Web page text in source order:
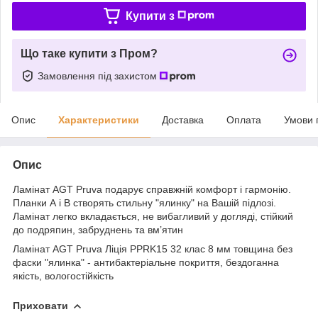
Купити з
Що таке купити з Пром?
Замовлення під захистом
Опис Характеристики Доставка Оплата Умови
Опис
Ламінат AGT Pruva подарує справжній комфорт і гармонію.
Планки А і В створять стильну "ялинку" на Вашій підлозі.
Ламінат легко вкладається, не вибагливий у догляді, стійкий
до подряпин, забруднень та вм’ятин
Ламінат AGT Pruva Ліція PPRK15 32 клас 8 мм товщина без
фаски "ялинка" - антибактеріальне покриття, бездоганна
якість, вологостійкість
Приховати